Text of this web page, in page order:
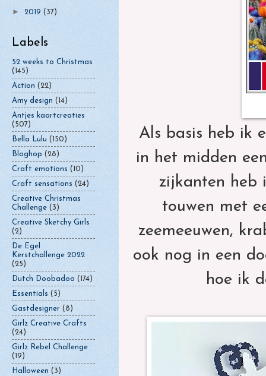
Als basis heb ik
in het midden
zijkanten heb
touwen met
zeemeeuwen,
ook nog in een
hoe ik
► 2019 (37)
Labels
52 weeks to Christmas
(145)
Action (22)
Amy design (14)
Antjes kaartcreaties
(507)
Bella Lulu (150)
Bloghop (28)
Craft emotions (10)
Craft sensations (24)
Creative Christmas
Challenge (3)
Creative Sketchy Girls
(2)
De Egel
Kerstchallenge 2022
(25)
Dutch Doobadoo (174)
Essentials (5)
Gastdesigner (8)
Girlz Creative Crafts
(24)
Girlz Rebel Challenge
(19)
Halloween (3)